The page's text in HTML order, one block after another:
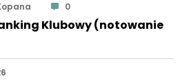
0
Klubowy (notowanie